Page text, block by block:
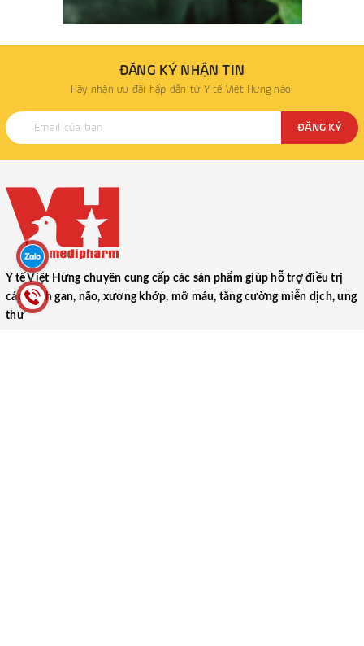
ĐĂNG KÝ NHẬN TIN
Hãy nhận ưu đãi hấp dẫn từ Y tế Việt Hưng nào!
ĐĂNG KÝ
Y tế Việt Hưng chuyên cung cấp các sản phẩm giúp hỗ trợ điều trị
các bệnh gan, não, xương khớp, mỡ máu, tăng cường miễn dịch, ung
thư